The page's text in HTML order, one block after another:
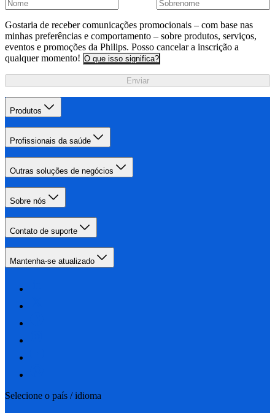
Gostaria de receber comunicações promocionais – com base nas
minhas preferências e comportamento – sobre produtos, serviços,
eventos e promoções da Philips. Posso cancelar a inscrição a
qualquer momento! O que isso significa?
Enviar
Produtos
Profissionais da saúde
Outras soluções de negócios
Sobre nós
Contato de suporte
Mantenha-se atualizado
Selecione o país / idioma